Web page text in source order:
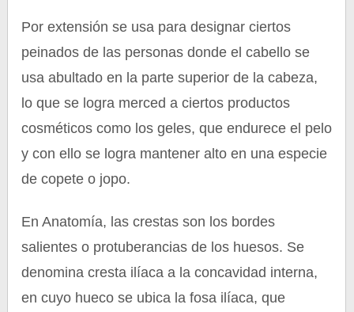
Por extensión se usa para designar ciertos
peinados de las personas donde el cabello se
usa abultado en la parte superior de la cabeza,
lo que se logra merced a ciertos productos
cosméticos como los geles, que endurece el pelo
y con ello se logra mantener alto en una especie
de copete o jopo.
En Anatomía, las crestas son los bordes
salientes o protuberancias de los huesos. Se
denomina cresta ilíaca a la concavidad interna,
en cuyo hueco se ubica la fosa ilíaca, que